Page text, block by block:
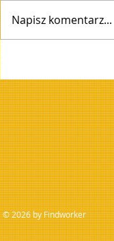
Napisz komentarz...
© 2026 by Findworker